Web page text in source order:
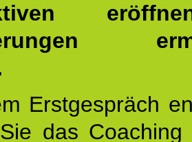
Erstgespräch
das Coaching